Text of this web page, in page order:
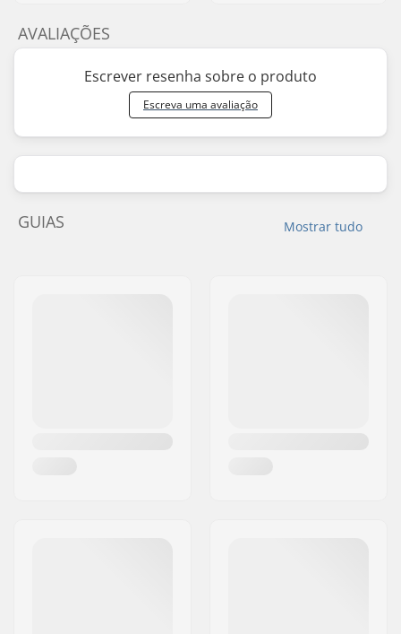
AVALIAÇÕES
Escrever resenha sobre o produto
Escreva uma avaliação
Mostrar tudo
GUIAS